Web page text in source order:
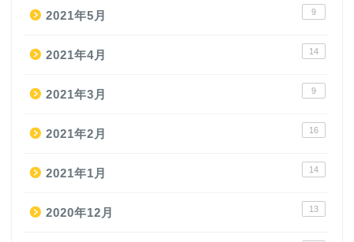
2021年5月 9
2021年4月 14
2021年3月 9
2021年2月 16
2021年1月 14
2020年12月 13